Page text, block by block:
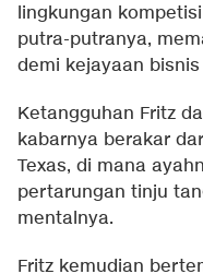
lingkungan
putra-putranya,
demi kejayaan
Ketangguhan Fritz
kabarnya berakar
Texas, di mana
pertarungan tinju
mentalnya.
Fritz kemudian